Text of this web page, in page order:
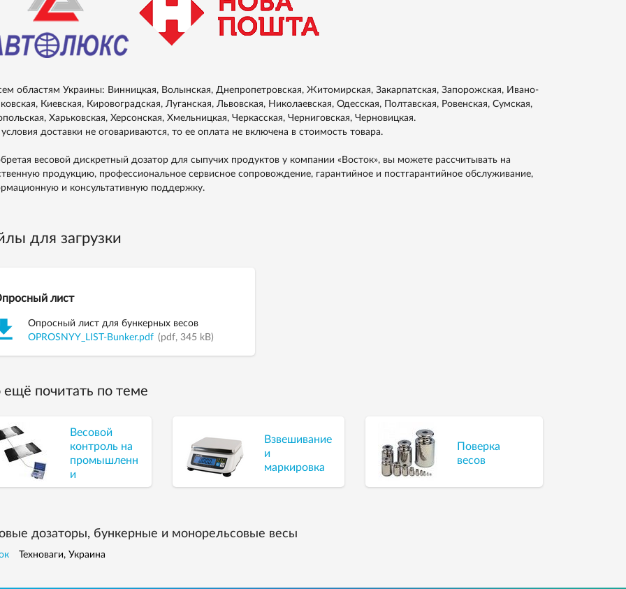
областям Украины: Винницкая, Волынская, Днепропетровская, Житомирская, Закарпатская, Запорожская, Ивано-
Киевская, Кировоградская, Луганская, Львовская, Николаевская, Одесская, Полтавская, Ровенская, Сумская,
Харьковская, Херсонская, Хмельницкая, Черкасская, Черниговская, Черновицкая.
доставки не оговариваются, то ее оплата не включена в стоимость товара.
весовой дискретный дозатор для сыпучих продуктов у компании «Восток», вы можете рассчитывать на
продукцию, профессиональное сервисное сопровождение, гарантийное и постгарантийное обслуживание,
и консультативную поддержку.
для загрузки
лист
Опросный лист для бункерных весов
OPROSNYY_LIST-Bunker.pdf (pdf, 345 kB)
ещё почитать по теме
Весовой
контроль на
промышленных
и
производственных
Взвешивание
и
маркировка
Поверка
весов
дозаторы, бункерные и монорельсовые весы
Техноваги, Украина